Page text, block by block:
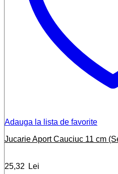
Adauga la lista de favorite
Jucarie Aport Cauciuc 11 cm
25,32 Lei